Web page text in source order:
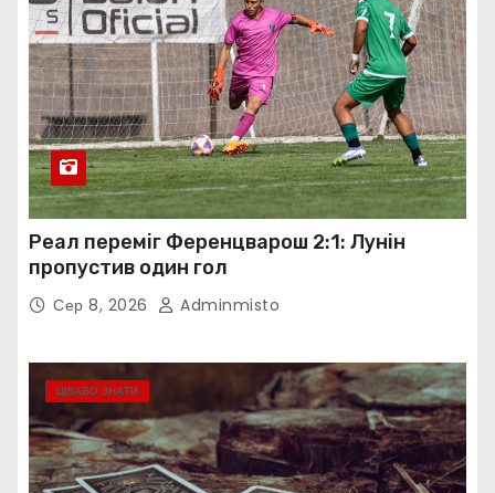
Реал переміг Ференцварош 2:1: Лунін
пропустив один гол
Сер 8, 2026 Adminmisto
ЦІКАВО ЗНАТИ